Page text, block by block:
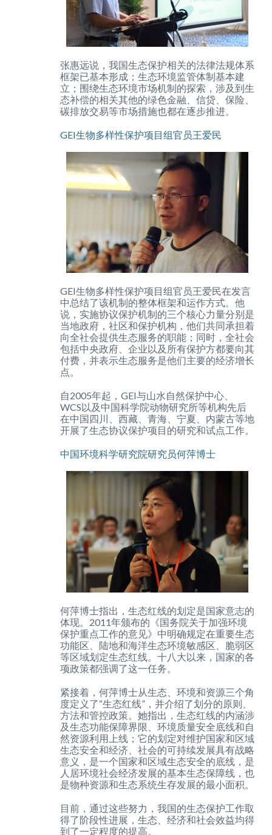
张惠远说，我国生态保护相关的法律法规体系
框架已基本形成；生态环境监管体制基本建
立；围绕生态环境市场机制的探索，涉及到生
态补偿的相关其他的绿色金融、信贷、保险、
碳排放交易等市场措施也都在逐步推进。
GEI生物多样性保护项目组官员王爱民
GEI生物多样性保护项目组官员王爱民在发言
中总结了该机制的整体框架和运作方式。他
说，实施协议保护机制的三个核心力量分别是
当地政府，社区和保护机构，他们共同承担着
向全社会提供生态服务的职能；同时，全社会
包括中央政府、企业以及所有保护方都要向其
付费，并表示生态服务是他们主要的经济增长
点。
自2005年起，GEI与山水自然保护中心、
WCS以及中国科学院动物研究所等机构先后
在中国四川、西藏、青海、宁夏、内蒙古等地
开展了生态协议保护项目的研究和试点工作。
中国环境科学研究院研究员何萍博士
何萍博士指出，生态红线的划定是国家意志的
体现。2011年颁布的《国务院关于加强环境
保护重点工作的意见》中明确规定在重要生态
功能区、陆地和海洋生态环境敏感区、脆弱区
等区域划定生态红线。十八大以来，国家的各
项政策都强调了这一任务。
紧接着，何萍博士从生态、环境和资源三个角
度定义了“生态红线”，并介绍了划分的原则、
方法和管控政策。她指出，生态红线的内涵涉
及生态功能保障界限、环境质量安全底线和自
然资源利用上线；它的划定对维护国家和区域
生态安全和经济、社会的可持续发展具有战略
意义，是一个国家和区域生态安全的底线，是
人居环境社会经济发展的基本生态保障线，也
是物种资源和生态系统生存发展的最小面积。
目前，通过这些努力，我国的生态保护工作取
得了阶段性进展，生态、经济和社会效益均得
到了一定程度的提高。